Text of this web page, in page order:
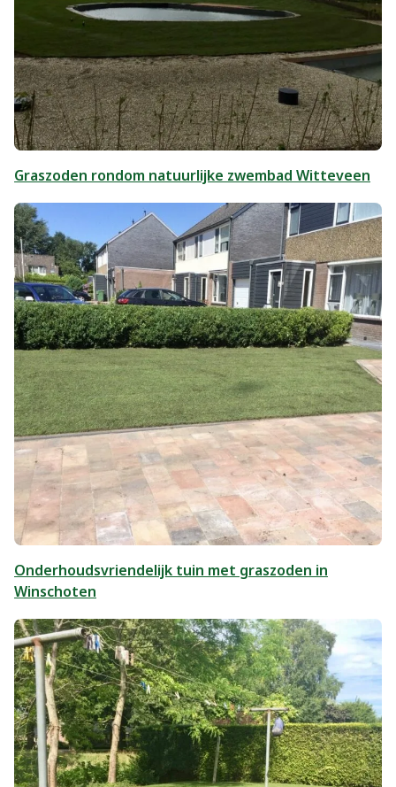
Graszoden rondom natuurlijke zwembad Witteveen
Onderhoudsvriendelijk tuin met graszoden in
Winschoten